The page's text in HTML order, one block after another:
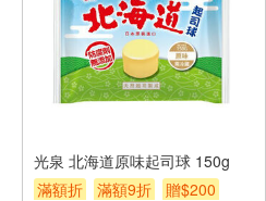
光泉 北海道原味起司球 150g
滿額折
滿額9折 贈$200